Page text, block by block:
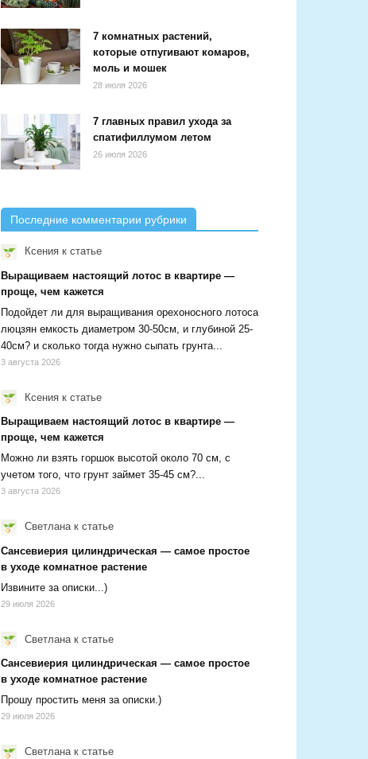
7 комнатных растений,
которые отпугивают комаров,
моль и мошек
28 июля 2026
7 главных правил ухода за
спатифиллумом летом
26 июля 2026
Последние комментарии рубрики
Ксения к статье
Выращиваем настоящий лотос в квартире —
проще, чем кажется
Подойдет ли для выращивания орехоносного лотоса
люцзян емкость диаметром 30-50см, и глубиной 25-
40см? и сколько тогда нужно сыпать грунта...
3 августа 2026
Ксения к статье
Выращиваем настоящий лотос в квартире —
проще, чем кажется
Можно ли взять горшок высотой около 70 см, с
учетом того, что грунт займет 35-45 см?...
3 августа 2026
Светланак статье
Сансевиерия цилиндрическая — самое простое
в уходе комнатное растение
Извините за описки...)
29 июля 2026
Светлана к статье
Сансевиерия цилиндрическая — самое простое
в уходе комнатное растение
Прошу простить меня за описки.)
29 июля 2026
Светланак статье